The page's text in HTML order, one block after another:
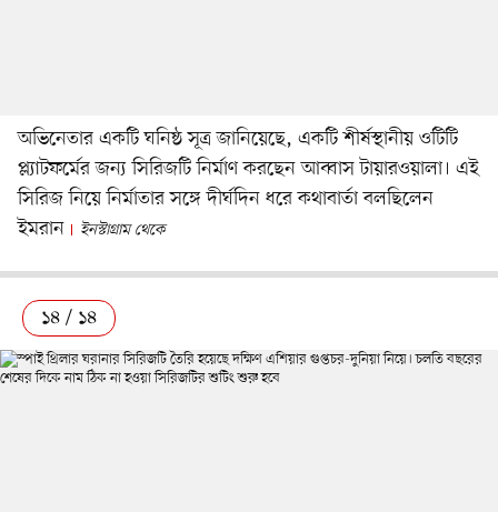
অভিনেতার একটি ঘনিষ্ঠ সূত্র জানিয়েছে, একটি শীর্ষস্থানীয় ওটিটি
প্ল্যাটফর্মের জন্য সিরিজটি নির্মাণ করছেন আব্বাস টায়ারওয়ালা। এই
সিরিজ নিয়ে নির্মাতার সঙ্গে দীর্ঘদিন ধরে কথাবার্তা বলছিলেন
ইমরান
ইনস্টাগ্রাম থেকে
১৪ / ১৪